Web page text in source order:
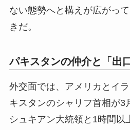
ない態勢へと構えが広がっ
きだ。
パキスタンの仲介と「出
外交面では、アメリカとイ
キスタンのシャリフ首相が3
シュキアン大統領と1時間以